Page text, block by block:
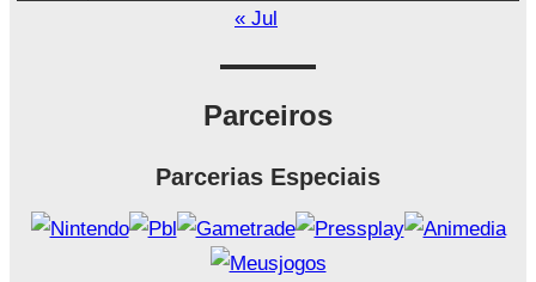
« Jul
Parceiros
Parcerias Especiais